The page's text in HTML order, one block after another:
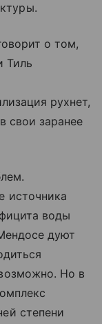
о том,
Тиль
рухнет,
свои заранее
источника
воды
дуют
Но в
степени